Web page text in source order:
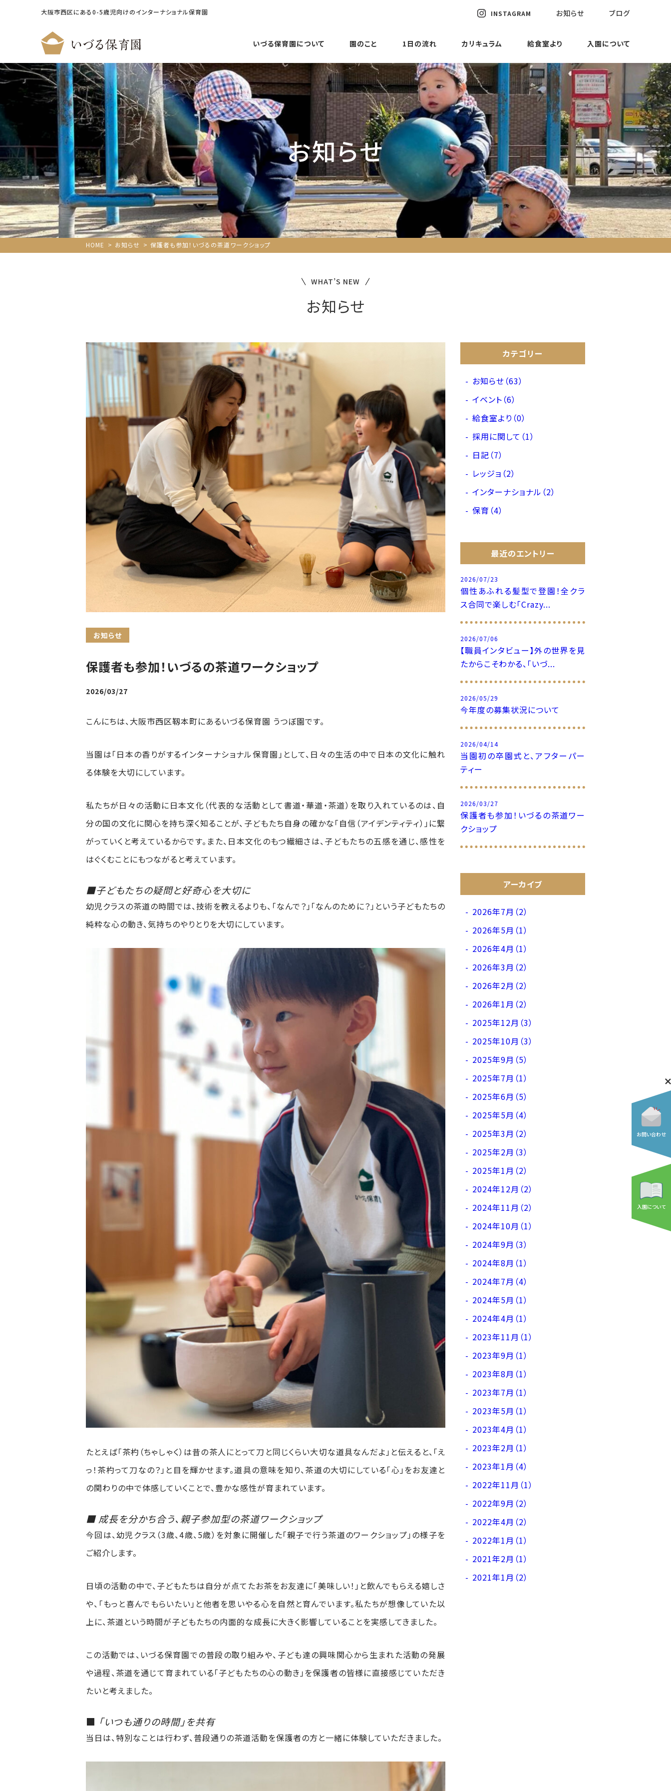
大阪市西区にある0-5歳児向けのインターナショナル保育園 INSTAGRAM お知らせ ブログ
いづる保育園について 園のこと 1日の流れ カリキュラム 給食室より 入園について
お知らせ
HOME お知らせ 保護者も参加！いづるの茶道ワークショップ
WHAT’S NEW
お知らせ
お知らせ
保護者も参加！いづるの茶道ワークショップ
2026/03/27
こんにちは、大阪市西区靱本町にあるいづる保育園 うつぼ園です。
当園は「日本の香りがするインターナショナル保育園」として、日々の生活の中で日本の文化に触れ
る体験を大切にしています。
私たちが日々の活動に日本文化（代表的な活動として書道・華道・茶道）を取り入れているのは、自
分の国の文化に関心を持ち深く知ることが、子どもたち自身の確かな「自信（アイデンティティ）」に繋
がっていくと考えているからです。また、日本文化のもつ繊細さは、子どもたちの五感を通じ、感性を
はぐくむことにもつながると考えています。
■子どもたちの疑問と好奇心を大切に
幼児クラスの茶道の時間では、技術を教えるよりも、「なんで？」「なんのために？」という子どもたちの
純粋な心の動き、気持ちのやりとりを大切にしています。
たとえば「茶杓（ちゃしゃく）は昔の茶人にとって刀と同じくらい大切な道具なんだよ」と伝えると、「え
っ！茶杓って刀なの？」と目を輝かせます。道具の意味を知り、茶道の大切にしている「心」をお友達と
の関わりの中で体感していくことで、豊かな感性が育まれています。
■ 成長を分かち合う、親子参加型の茶道ワークショップ
今回は、幼児クラス（3歳、4歳、5歳）を対象に開催した「親子で行う茶道のワークショップ」の様子を
ご紹介します。
日頃の活動の中で、子どもたちは自分が点てたお茶をお友達に「美味しい！」と飲んでもらえる嬉しさ
や、「もっと喜んでもらいたい」と他者を思いやる心を自然と育んでいます。私たちが想像していた以
上に、茶道という時間が子どもたちの内面的な成長に大きく影響していることを実感してきました。
この活動では、いづる保育園での普段の取り組みや、子ども達の興味関心から生まれた活動の発展
や過程、茶道を通じて育まれている「子どもたちの心の動き」を保護者の皆様に直接感じていただき
たいと考えました。
■ 「いつも通りの時間」を共有
当日は、特別なことは行わず、普段通りの茶道活動を保護者の方と一緒に体験していただきました。
カテゴリー
お知らせ（63）
イベント（6）
給食室より（0）
採用に関して（1）
日記（7）
レッジョ（2）
インターナショナル（2）
保育（4）
最近のエントリー
2026/07/23
個性あふれる髪型で登園！全クラ
ス合同で楽しむ「Crazy...
2026/07/06
【職員インタビュー】外の世界を見
たからこそわかる、「いづ...
2026/05/29
今年度の募集状況について
2026/04/14
当園初の卒園式と、アフターパー
ティー
2026/03/27
保護者も参加！いづるの茶道ワー
クショップ
アーカイブ
2026年7月（2）
2026年5月（1）
2026年4月（1）
2026年3月（2）
2026年2月（2）
2026年1月（2）
2025年12月（3）
2025年10月（3）
2025年9月（5）
2025年7月（1）
2025年6月（5）
2025年5月（4）
2025年3月（2）
2025年2月（3）
2025年1月（2）
2024年12月（2）
2024年11月（2）
2024年10月（1）
2024年9月（3）
2024年8月（1）
2024年7月（4）
2024年5月（1）
2024年4月（1）
2023年11月（1）
2023年9月（1）
2023年8月（1）
2023年7月（1）
2023年5月（1）
2023年4月（1）
2023年2月（1）
2023年1月（4）
2022年11月（1）
2022年9月（2）
2022年4月（2）
2022年1月（1）
2021年2月（1）
2021年1月（2）
お問い合わせ
入園について